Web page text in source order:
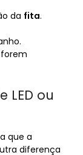
da fita.
LED ou
que a
diferença